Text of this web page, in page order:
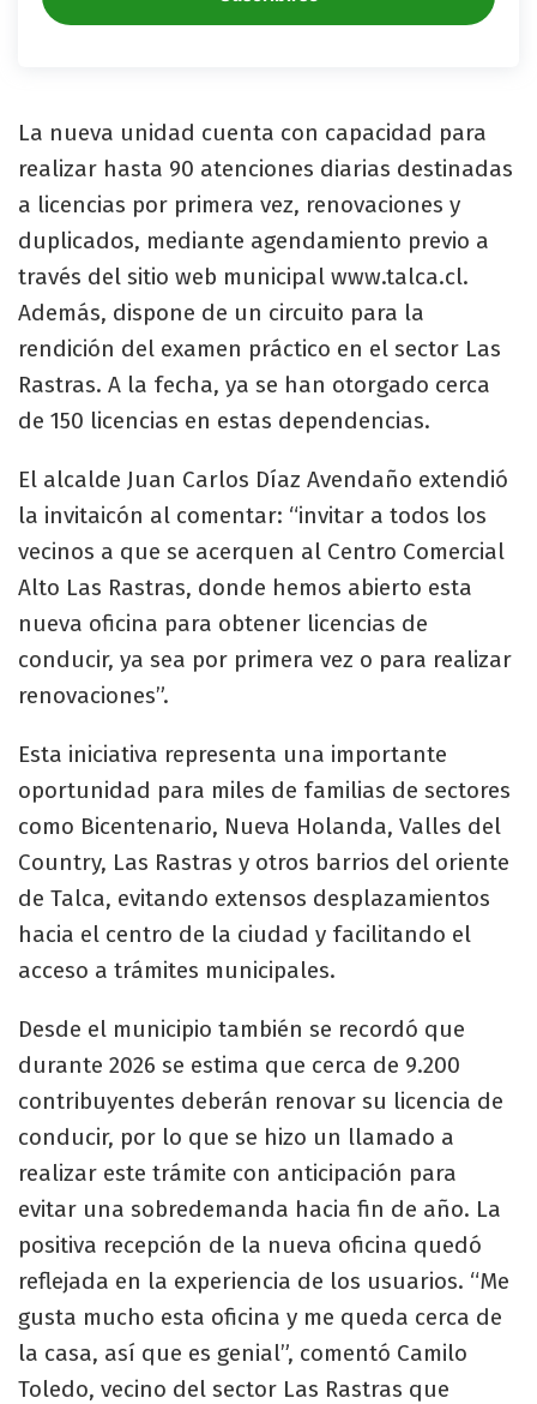
La nueva unidad cuenta con capacidad para
realizar hasta 90 atenciones diarias destinadas
a licencias por primera vez, renovaciones y
duplicados, mediante agendamiento previo a
través del sitio web municipal www.talca.cl.
Además, dispone de un circuito para la
rendición del examen práctico en el sector Las
Rastras. A la fecha, ya se han otorgado cerca
de 150 licencias en estas dependencias.
El alcalde Juan Carlos Díaz Avendaño extendió
la invitaicón al comentar: “invitar a todos los
vecinos a que se acerquen al Centro Comercial
Alto Las Rastras, donde hemos abierto esta
nueva oficina para obtener licencias de
conducir, ya sea por primera vez o para realizar
renovaciones”.
Esta iniciativa representa una importante
oportunidad para miles de familias de sectores
como Bicentenario, Nueva Holanda, Valles del
Country, Las Rastras y otros barrios del oriente
de Talca, evitando extensos desplazamientos
hacia el centro de la ciudad y facilitando el
acceso a trámites municipales.
Desde el municipio también se recordó que
durante 2026 se estima que cerca de 9.200
contribuyentes deberán renovar su licencia de
conducir, por lo que se hizo un llamado a
realizar este trámite con anticipación para
evitar una sobredemanda hacia fin de año. La
positiva recepción de la nueva oficina quedó
reflejada en la experiencia de los usuarios. “Me
gusta mucho esta oficina y me queda cerca de
la casa, así que es genial”, comentó Camilo
Toledo, vecino del sector Las Rastras que